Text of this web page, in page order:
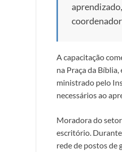
A capacitação
na Praça da
ministrado pelo
necessários ao
Moradora do setor
escritório.
rede de postos de